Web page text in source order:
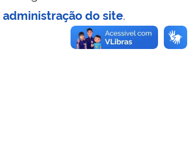
administração do site.